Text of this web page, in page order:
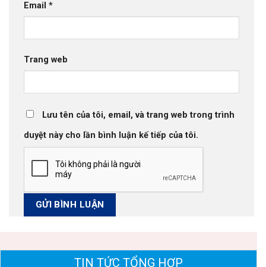
Email *
Trang web
Lưu tên của tôi, email, và trang web trong trình
duyệt này cho lần bình luận kế tiếp của tôi.
TIN TỨC TỔNG HỢP